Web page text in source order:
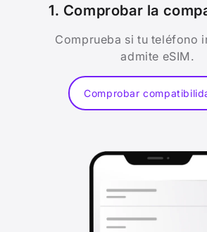
1. Comprobar la
Comprueba si tu teléfono
admite eSIM.
Comprobar